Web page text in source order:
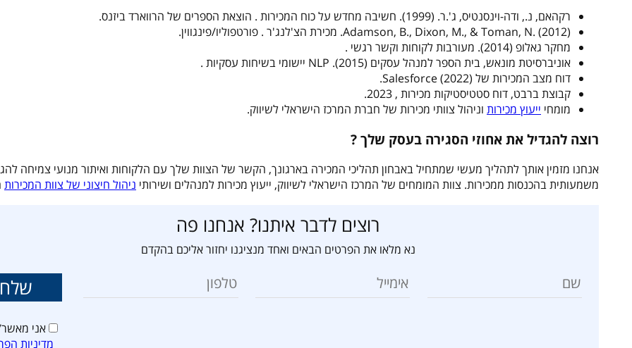
רקהאם, נ., ודה-וינסנטיס, ג'.ר. (1999). חשיבה מחדש על כוח המכירות . הוצאת הספרים של הרווארד ביזנס.
Adamson, B., Dixon, M., & Toman, N. (2012). מכירת הצ'לנג'ר . פורטפוליו/פינגווין.
מחקר גאלופ (2014). מעורבות לקוחות וקשר רגשי .
אוניברסיטת מונאש, בית הספר למנהל עסקים (2015). NLP יישומי בשיחות עסקיות .
דוח מצב המכירות של Salesforce (2022).
קבוצת ברבט, דוח סטטיסטיקות מכירות , 2023.
מומחי ייעוץ מכירות וניהול צוותי מכירות של חברת המרכז הישראלי לשיווק.
רוצה להגדיל את אחוזי הסגירה בעסק שלך ?
אנחנו מזמין אותך לתהליך מעשי שמתחיל באבחון תהליכי המכירה בארגונך, הקשר של הצוות שלך עם הלקוחות ואיתור מנועי צמיחה
משמעותית בהכנסות ממכירות. צוות המומחים של המרכז הישראלי לשיווק, ייעוץ מכירות למנהלים ושירותי ניהול חיצוני של צוות המכירות
רוצים לדבר איתנו? אנחנו פה
נא מלאו את הפרטים הבאים ואחד מנציגנו יחזור אליכם בהקדם
אני
מדיניות